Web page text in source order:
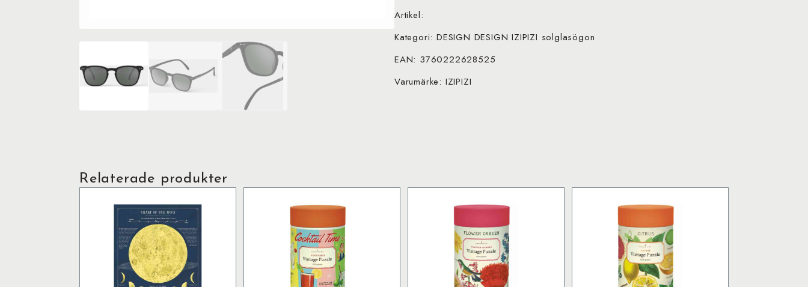
Artikel:
Kategori: DESIGN DESIGN IZIPIZI solglasögon
EAN: 3760222628525
Varumärke: IZIPIZI
Relaterade produkter